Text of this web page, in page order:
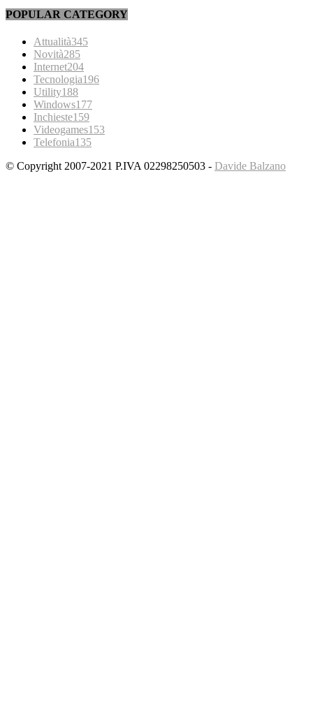
POPULAR CATEGORY
Attualità345
Novità285
Internet204
Tecnologia196
Utility188
Windows177
Inchieste159
Videogames153
Telefonia135
© Copyright 2007-2021 P.IVA 02298250503 - Davide Balzano